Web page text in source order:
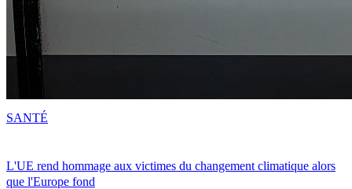
L'UE rend hommage aux victimes du changement climatique alors
que l'Europe fond
SANTÉ